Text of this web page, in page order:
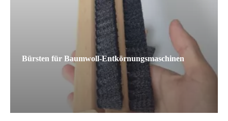
Bürsten für Baumwoll-Entkörnungsmaschinen